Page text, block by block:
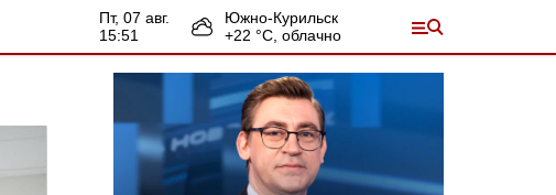
пт, 07 авг.
15:51
Южно-Курильск
+22 °С, облачно